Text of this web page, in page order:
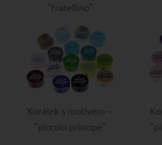
"fratellino"
Korálek s motivem –
"piccolo principe"